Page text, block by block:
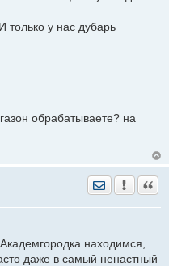
И только у нас дубарь
обрабатываете? на
Отправить
находимся,
даже в самый ненастный